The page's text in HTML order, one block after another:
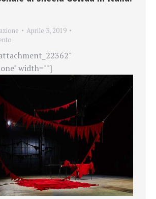
Aprile 3, 2019
width=""]